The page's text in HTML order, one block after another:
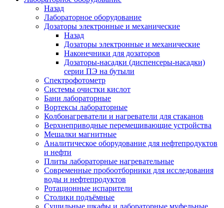
Назад
Лабораторное оборудование
Дозаторы электронные и механические
Назад
Дозаторы электронные и механические
Наконечники для дозаторов
Дозаторы-насадки (диспенсеры-насадки)
серии ПЭ на бутыли
Спектрофотометр
Системы очистки кислот
Бани лабораторные
Вортексы лабораторные
Колбонагреватели и нагреватели для стаканов
Верхнеприводные перемешивающие устройства
Мешалки магнитные
Аналитическое оборудование для нефтепродуктов
и нефти
Плиты лабораторные нагревательные
Современные пробоотборники для исследования
воды и нефтепродуктов
Ротационные испарители
Столики подъёмные
Сушильные шкафы и лабораторные муфельные